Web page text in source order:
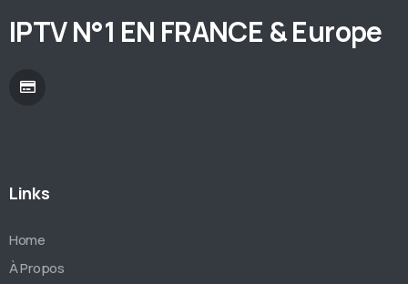
IPTV N°1 EN FRANCE & Europe
Links
Home
À Propos